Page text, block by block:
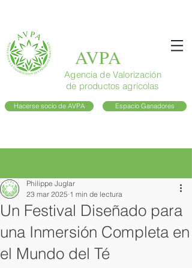
AVPA
Agencia de Valorización
de productos agrícolas
Hacerse socio de AVPA Espacio Ganadores
Un Festival Diseñado para
una Inmersión Completa en
el Mundo del Té
Philippe Juglar
23 mar 2025 1 min de lectura